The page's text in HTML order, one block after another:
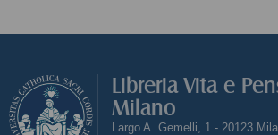
Libreria Vita e
Milano
Largo A. Gemelli, 1 - 20123